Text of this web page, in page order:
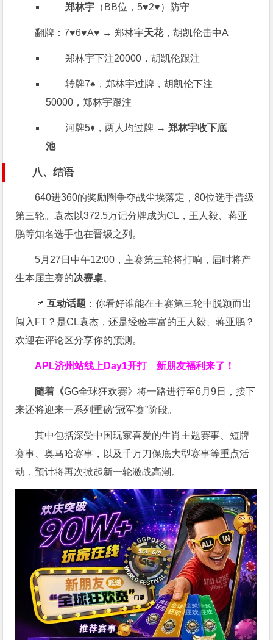
郑林宇 （BB位，5♥️2♥️）防守
翻牌：7♥️6♥️A♥️ → 郑林宇天花，胡凯伦击中A
郑林宇下注20000，胡凯伦跟注
转牌7♠️，郑林宇过牌，胡凯伦下注
50000，郑林宇跟注
河牌5♦️，两人均过牌 →郑林宇收下底
池
八、结语
640进360的奖励圈争夺战尘埃落定，80位选手晋级
第三轮。袁杰以372.5万记分牌成为CL，王人毅、蒋亚
鹏等知名选手也在晋级之列。
5月27日中午12:00，主赛第三轮将打响，届时将产
生本届主赛的决赛桌。
📌互动话题 ：你看好谁能在主赛第三轮中脱颖而出
闯入FT？是CL袁杰，还是经验丰富的王人毅、蒋亚鹏？
欢迎在评论区分享你的预测。
APL济州站线上Day1开打 新朋友福利来了！
随着《GG全球狂欢赛》将一路进行至6月9日，接下
来还将迎来一系列重磅“冠军赛”阶段。
其中包括深受中国玩家喜爱的生肖主题赛事、短牌
赛事、奥马哈赛事，以及千万刀保底大型赛事等重点活
动，预计将再次掀起新一轮激战高潮。